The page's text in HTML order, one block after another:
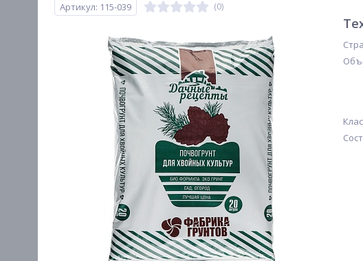
Артикул: 115-039 (0)